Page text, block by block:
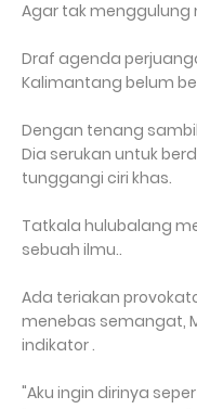
Agar tak menggulung
Draf agenda
Kalimantang belum
Dengan tenang
Dia serukan untuk
tunggangi ciri khas.
Tatkala hulubalang
sebuah ilmu..
Ada teriakan
menebas semangat,
indikator .
"Aku ingin dirinya